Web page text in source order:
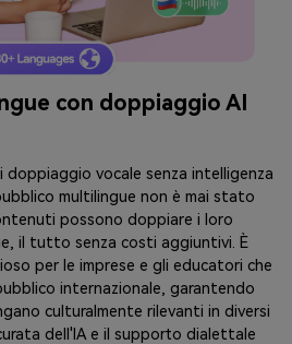
con doppiaggio AI
vocale senza intelligenza
multilingue non è mai stato
possono doppiare i loro
il tutto senza costi aggiuntivi. È
per le imprese e gli educatori che
internazionale, garantendo
culturalmente rilevanti in diversi
dell'IA e il supporto dialettale